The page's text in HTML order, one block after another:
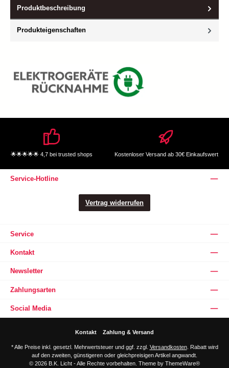
Produktbeschreibung
Produkteigenschaften
🌟🌟🌟🌟🌟 4,7 bei trusted shops Kostenloser Versand ab 30€ Einkaufswert
Service-Hotline
Vertrag widerrufen
Service
Kontakt
Newsletter
Zahlungsarten
Social Media
Kontakt Zahlung & Versand
* Alle Preise inkl. gesetzl. Mehrwertsteuer und ggf. zzgl. Versandkosten. Rabatt wird
auf den zweiten, günstigeren oder gleichpreisigen Artikel angwandt.
© 2026 B.K. Licht - Alle Rechte vorbehalten. Theme by ThemeWare®